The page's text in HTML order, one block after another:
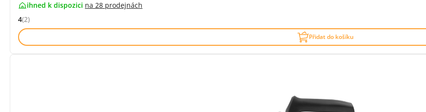
ihned k dispozici na 28 prodejnách
Hodnocení: 4 z 5 (2 recenzí)
4(2)
Přidat do košíku